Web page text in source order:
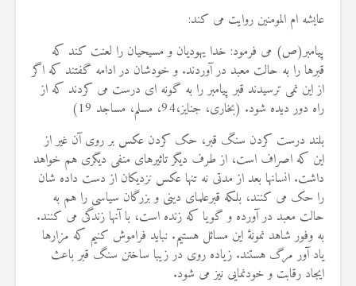
عایشه ام المومنین روایت می کند:
پیامبر(ص) می فرمود: خدا یهودیان و مسیحیان را لعنت کند که
قبرها را به حالت معبد در آوردند. و خودشان در ادامه گفتند که اگر
از این نمی ترسیدند قبر پیامبر را به گونه ای درست می کردند که از
راه دور دیده شود. (بخاری، جنایز،94، مسلم، مساجد 19)
بلند درست کردن سنگ قبر، حک کردن عکس بر روی آن غیر از
این که اصراف است، از طرف دیگر تاثیرهای منفی دیگری هم خواهد
داشت. انسانها بعد از مدتی نه تنها عکس نزدیکان از دست داده شان
را حک می کنند، بلکه قبرعلمای دینی و بزرگان سیاسی را هم به
حالت معبد در آورده و گویا که زنده است، با آنها زندگی می کنند.
به وفور شاهد نمونۀ این مسائل هستیم. نباید فراموش کنیم که مزارها
یاد آور مرگ هستند. زیاده روی در زیبا ساختن سنگ قبر باعث
ایجاد رقابت و خودنمایی نیز می شود.
آیا اگر مسلمانی فردی
قصاص درباره او اجرا
می‌شود؟
36 نمایش ها
15 نمایش ها